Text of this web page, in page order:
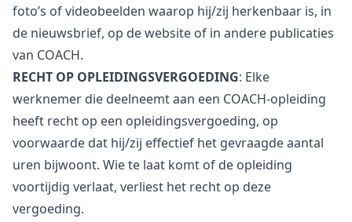
foto’s of videobeelden waarop hij/zij herkenbaar is, in
de nieuwsbrief, op de website of in andere publicaties
van COACH.
RECHT OP OPLEIDINGSVERGOEDING: Elke
werknemer die deelneemt aan een COACH-opleiding
heeft recht op een opleidingsvergoeding, op
voorwaarde dat hij/zij effectief het gevraagde aantal
uren bijwoont. Wie te laat komt of de opleiding
voortijdig verlaat, verliest het recht op deze
vergoeding.